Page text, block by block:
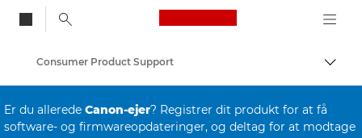
Canon Logo, back
Skift
Consumer Product Support
Er du allerede Canon-ejer? Registrer dit produkt for at få
software- og firmwareopdateringer, og deltag for at modtage